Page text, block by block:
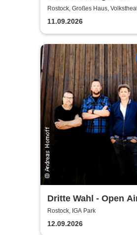
Volkstheater Rostock
Rostock, Großes Haus,
11.09.2026
Dritte Wahl - Open
Rostock, IGA Park
12.09.2026